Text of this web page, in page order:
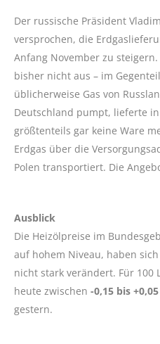
Der russische Präsident
versprochen, die
Anfang November zu
bisher nicht aus – im
üblicherweise Gas von
Deutschland pumpt, lieferte
größtenteils gar keine Ware
Erdgas über die
Polen transportiert. Die
Ausblick
Die Heizölpreise im
auf hohem Niveau, haben
nicht stark verändert. Für 100
heute zwischen -0,15 bis
gestern.